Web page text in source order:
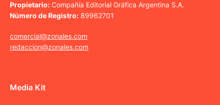
Propietario: Compañía Editorial Gráfica Argentina S.A.
Número de Registro: 89962701
comercial@zonales.com
redaccion@zonales.com
Media Kit